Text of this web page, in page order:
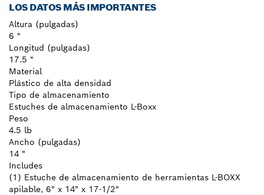
LOS DATOS MÁS IMPORTANTES
Altura (pulgadas)
6 "
Longitud (pulgadas)
17.5 "
Material
Plástico de alta densidad
Tipo de almacenamiento
Estuches de almacenamiento L-Boxx
Peso
4.5 lb
Ancho (pulgadas)
14 "
Includes
(1) Estuche de almacenamiento de herramientas L-BOXX
apilable, 6" x 14" x 17-1/2"